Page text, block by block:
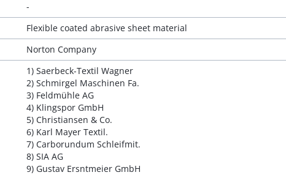
-
Flexible coated abrasive sheet material
Norton Company
1) Saerbeck-Textil Wagner
2) Schmirgel Maschinen Fa.
3) Feldmühle AG
4) Klingspor GmbH
5) Christiansen & Co.
6) Karl Mayer Textil.
7) Carborundum Schleifmit.
8) SIA AG
9) Gustav Ersntmeier GmbH